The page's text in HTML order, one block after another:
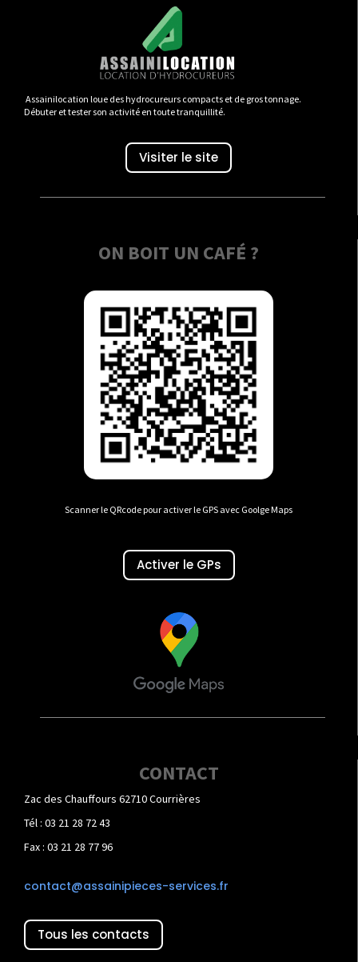
Assainilocation loue des hydrocureurs compacts et de gros tonnage.
Débuter et tester son activité en toute tranquillité.
Visiter le site
ON BOIT UN CAFÉ ?
Scanner le QRcode pour activer le GPS avec Goolge Maps
Activer le GPs
CONTACT
Zac des Chauffours 62710 Courrières
Tél : 03 21 28 72 43
Fax : 03 21 28 77 96
contact@assainipieces-services.fr
Tous les contacts